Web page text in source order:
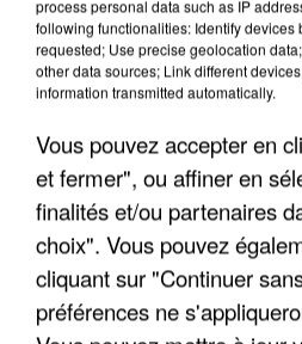
APRÈS TOUTES CES
DE FAUNE SAUVAGE
process personal data such as IP
following functionalities: Identify
requested; Use precise geolocation
other data sources; Link different
information transmitted automatically.
Vous pouvez accepter en
et fermer", ou affiner en
finalités et/ou partenaires
choix". Vous pouvez
cliquant sur "Continuer
préférences ne